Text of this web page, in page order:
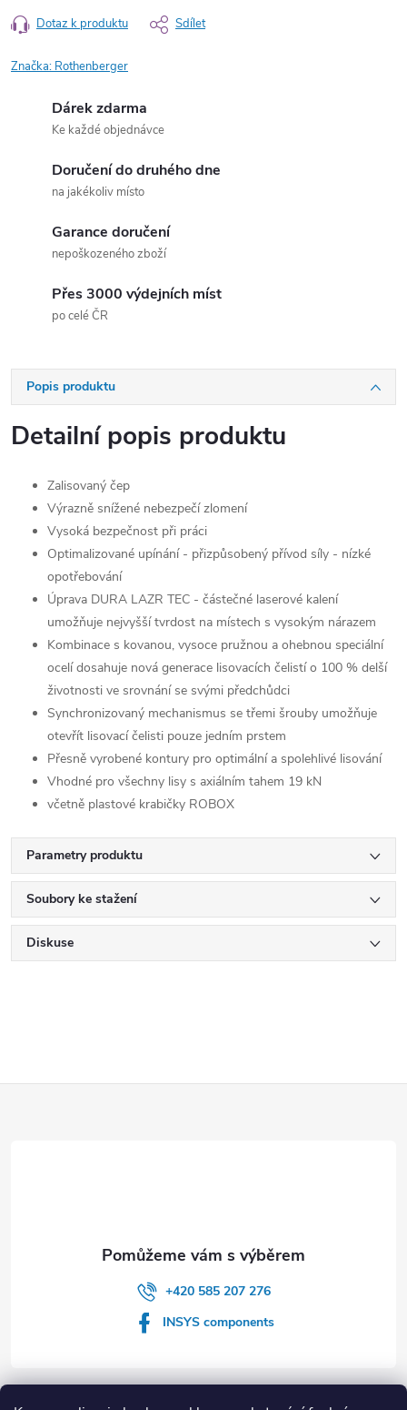
Dotaz k produktu Sdílet
Značka: Rothenberger
Dárek zdarma
Ke každé objednávce
Doručení do druhého dne
na jakékoliv místo
Garance doručení
nepoškozeného zboží
Přes 3000 výdejních míst
po celé ČR
Popis produktu
Detailní popis produktu
Zalisovaný čep
Výrazně snížené nebezpečí zlomení
Vysoká bezpečnost při práci
Optimalizované upínání - přizpůsobený přívod síly - nízké
opotřebování
Úprava DURA LAZR TEC - částečné laserové kalení
umožňuje nejvyšší tvrdost na místech s vysokým nárazem
Kombinace s kovanou, vysoce pružnou a ohebnou speciální
ocelí dosahuje nová generace lisovacích čelistí o 100 % delší
životnosti ve srovnání se svými předchůdci
Synchronizovaný mechanismus se třemi šrouby umožňuje
otevřít lisovací čelisti pouze jedním prstem
Přesně vyrobené kontury pro optimální a spolehlivé lisování
Vhodné pro všechny lisy s axiálním tahem 19 kN
včetně plastové krabičky ROBOX
Parametry produktu
Soubory ke stažení
Diskuse
Informace pro vás
+420 585 207 276
INSYS components